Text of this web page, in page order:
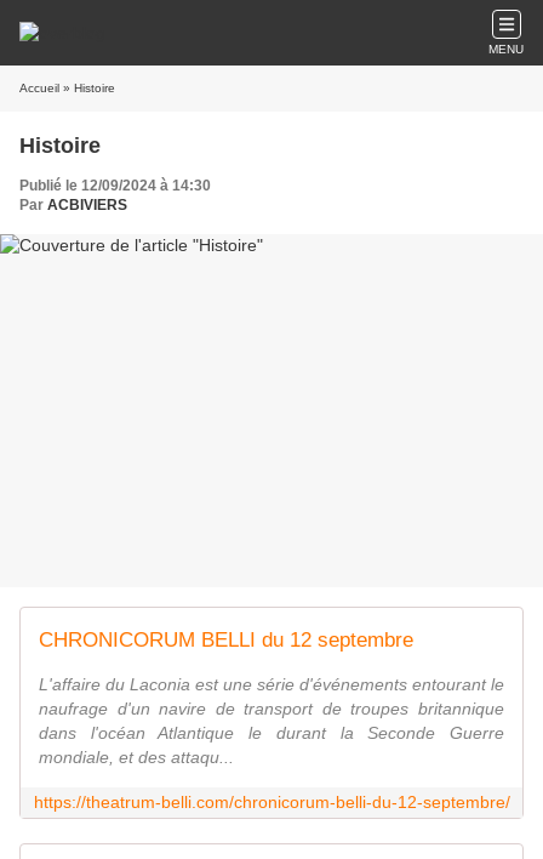
MENU
Accueil » Histoire
Histoire
Publié le 12/09/2024 à 14:30
Par ACBIVIERS
CHRONICORUM BELLI du 12 septembre
L'affaire du Laconia est une série d'événements entourant le
naufrage d'un navire de transport de troupes britannique
dans l'océan Atlantique le durant la Seconde Guerre
mondiale, et des attaqu...
https://theatrum-belli.com/chronicorum-belli-du-12-septembre/